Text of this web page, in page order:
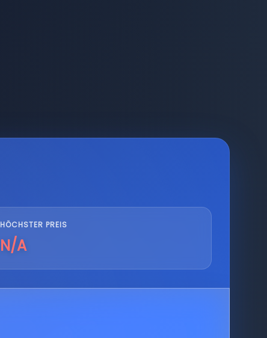
HÖCHSTER PREIS
N/A